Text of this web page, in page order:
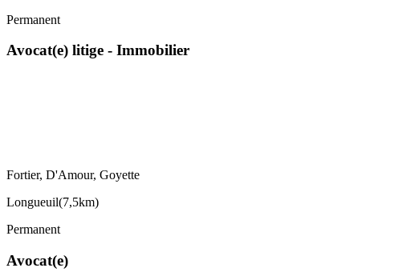
Permanent
Avocat(e) litige - Immobilier
Fortier, D'Amour, Goyette
Longueuil(7,5km)
Permanent
Avocat(e)